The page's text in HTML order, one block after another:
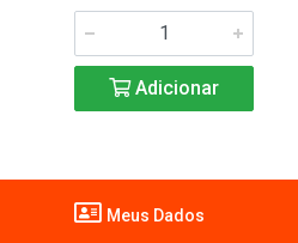
Adicionar
Meus Dados